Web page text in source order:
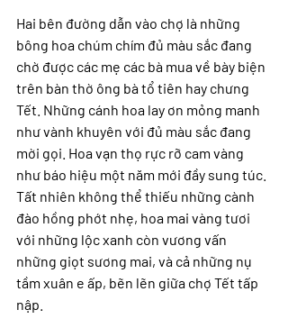
Hai bên đường dẫn vào chợ là những
bông hoa chúm chím đủ màu sắc đang
chờ được các mẹ các bà mua về bày biện
trên bàn thờ ông bà tổ tiên hay chưng
Tết. Những cánh hoa lay ơn mỏng manh
như vành khuyên với đủ màu sắc đang
mời gọi. Hoa vạn thọ rực rỡ cam vàng
như báo hiệu một năm mới đầy sung túc.
Tất nhiên không thể thiếu những cành
đào hồng phớt nhẹ, hoa mai vàng tươi
với những lộc xanh còn vương vấn
những giọt sương mai, và cả những nụ
tầm xuân e ấp, bẽn lẽn giữa chợ Tết tấp
nập.